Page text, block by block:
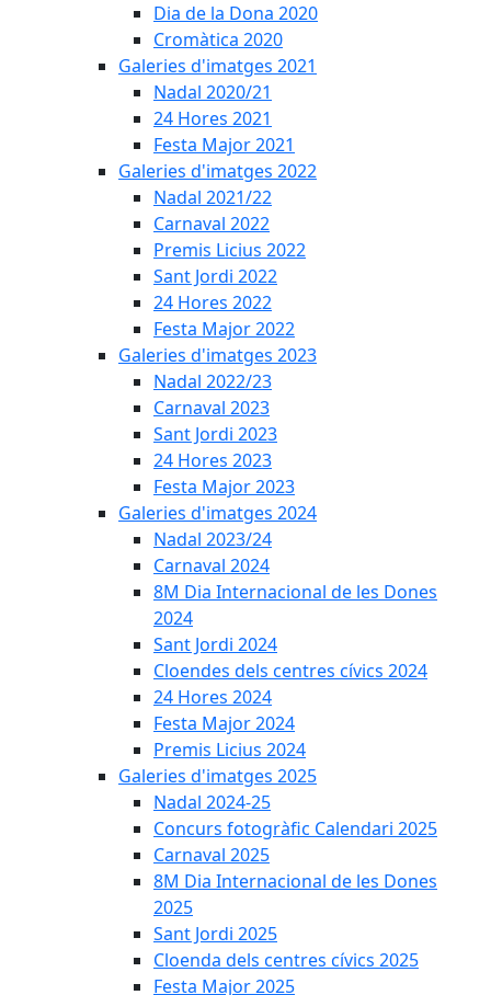
Dia de la Dona 2020
Cromàtica 2020
Galeries d'imatges 2021
Nadal 2020/21
24 Hores 2021
Festa Major 2021
Galeries d'imatges 2022
Nadal 2021/22
Carnaval 2022
Premis Licius 2022
Sant Jordi 2022
24 Hores 2022
Festa Major 2022
Galeries d'imatges 2023
Nadal 2022/23
Carnaval 2023
Sant Jordi 2023
24 Hores 2023
Festa Major 2023
Galeries d'imatges 2024
Nadal 2023/24
Carnaval 2024
8M Dia Internacional de les Dones
2024
Sant Jordi 2024
Cloendes dels centres cívics 2024
24 Hores 2024
Festa Major 2024
Premis Licius 2024
Galeries d'imatges 2025
Nadal 2024-25
Concurs fotogràfic Calendari 2025
Carnaval 2025
8M Dia Internacional de les Dones
2025
Sant Jordi 2025
Cloenda dels centres cívics 2025
Festa Major 2025